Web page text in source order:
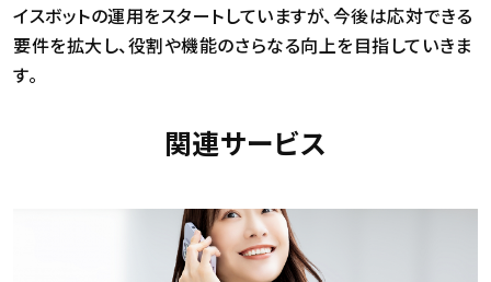
イスボットの運用をスタートしていますが、今後は応対できる
要件を拡大し、役割や機能のさらなる向上を目指していきま
す。
関連サービス